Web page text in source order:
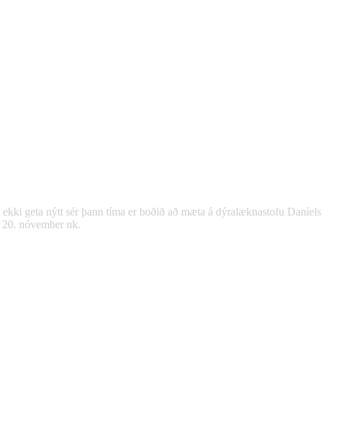
geta nýtt sér þann tíma er boðið að mæta á dýralæknastofu Daníels
nóvember nk.